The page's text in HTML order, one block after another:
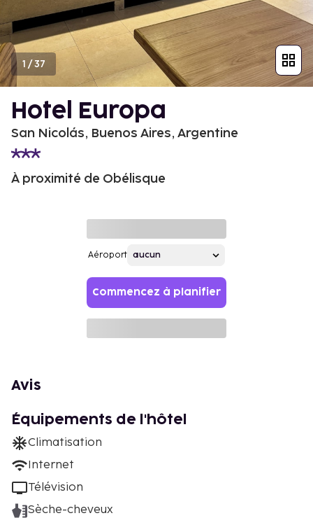
1 /37
Hotel Europa
San Nicolás, Buenos Aires, Argentine
À proximité de Obélisque
Aéroport
Commencez à planifier
Avis
Équipements de l'hôtel
Climatisation
Internet
Télévision
Sèche-cheveux